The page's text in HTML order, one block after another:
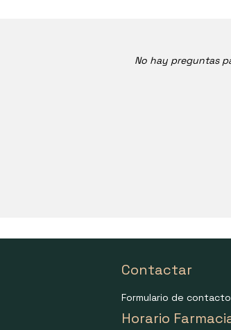
No hay preguntas
Contactar
Formulario de contacto
Horario